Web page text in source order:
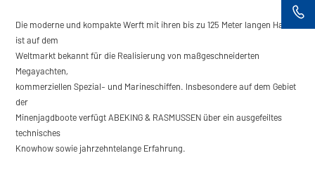
Die moderne und kompakte Werft mit ihren bis zu 125 Meter langen Hallen
ist auf dem
Weltmarkt bekannt für die Realisierung von maßgeschneiderten
Megayachten,
kommerziellen Spezial- und Marineschiffen. Insbesondere auf dem Gebiet
der
Minenjagdboote verfügt ABEKING & RASMUSSEN über ein ausgefeiltes
technisches
Knowhow sowie jahrzehntelange Erfahrung.